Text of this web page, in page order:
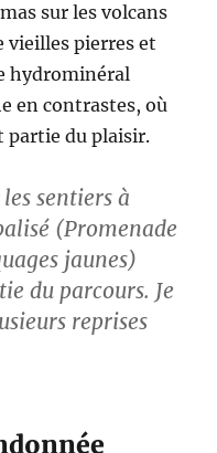
sur les volcans
vieilles pierres et
hydrominéral
en contrastes, où
partie du plaisir.
sentiers à
(Promenade
jaunes)
du parcours. Je
reprises